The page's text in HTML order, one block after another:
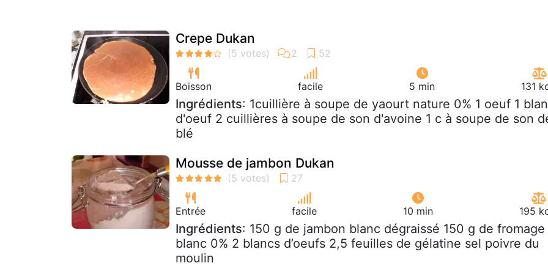
Crepe Dukan
Boisson facile 5 min 131
Ingrédients: 1cuillière à soupe de yaourt nature 0% 1 oeuf 1
d'oeuf 2 cuillières à soupe de son d'avoine 1 c à soupe de son
blé
Mousse de jambon Dukan
Entrée facile 10 min 195
Ingrédients: 150 g de jambon blanc dégraissé 150 g de fromage
blanc 0% 2 blancs d’oeufs 2,5 feuilles de gélatine sel poivre du
moulin